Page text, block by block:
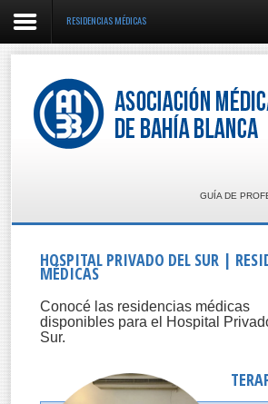
RESIDENCIAS MÉDICAS
Recordarme
¿Olvidó su clave?
GUÍA DE
HOSPITAL PRIVADO DEL SUR |
MÉDICAS
Conocé las residencias médicas
disponibles para el Hospital
Sur.